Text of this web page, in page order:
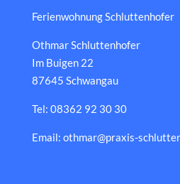
Ferienwohnung Schluttenhofer
Othmar Schluttenhofer
Im Buigen 22
87645 Schwangau
Tel: 08362 92 30 30
Email: othmar@praxis-